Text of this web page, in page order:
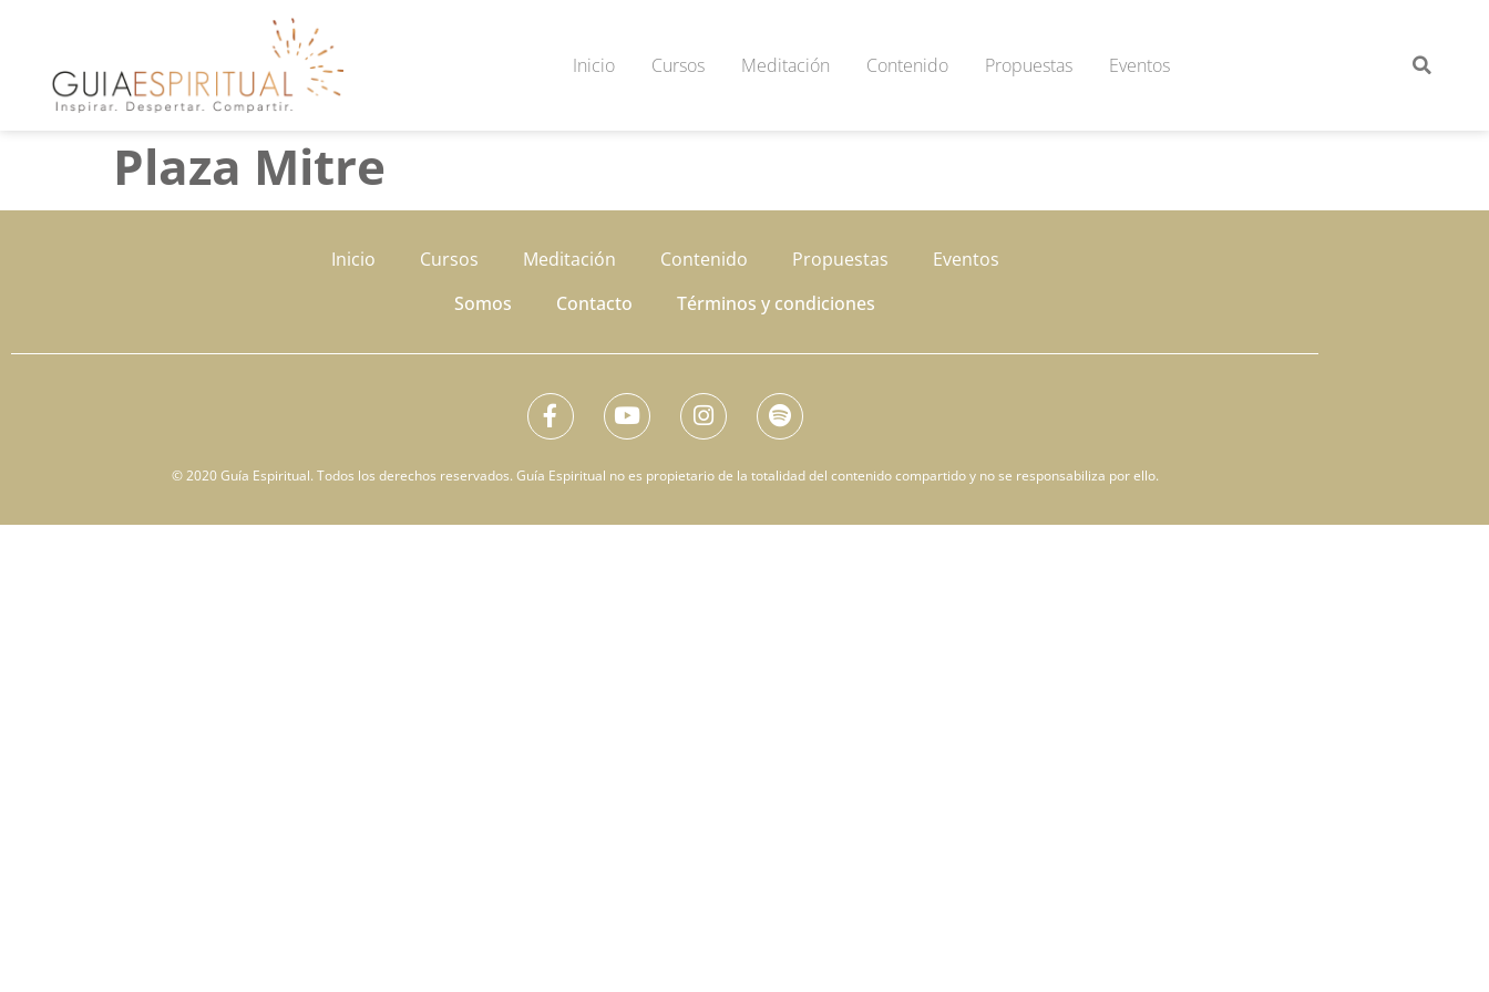
Inicio Cursos Meditación Contenido Propuestas Eventos
Plaza Mitre
Inicio Cursos Meditación Contenido Propuestas
Eventos
Somos
Contacto Términos y condiciones
© 2020 Guía Espiritual. Todos los derechos reservados. Guía Espiritual no es propietario de la totalidad del contenido compartido y no se responsabiliza por ello.